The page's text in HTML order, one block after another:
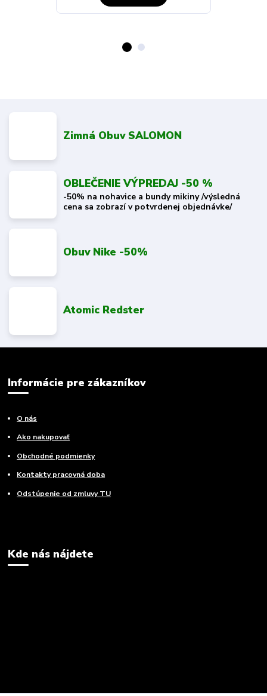
Zimná Obuv SALOMON
OBLEČENIE VÝPREDAJ -50 %
-50% na nohavice a bundy mikiny /výsledná
cena sa zobrazí v potvrdenej objednávke/
Obuv Nike -50%
Atomic Redster
Informácie pre zákazníkov
O nás
Ako nakupovať
Obchodné podmienky
Kontakty pracovná doba
Odstúpenie od zmluvy TU
Kde nás nájdete